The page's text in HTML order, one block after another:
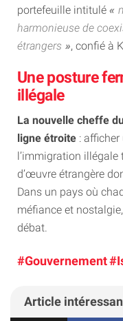
portefeuille intitulé
harmonieuse de
étrangers
, confié à
Une posture
illégale
La nouvelle cheffe
ligne étroite :
l’immigration
d’œuvre étrangère
Dans un pays où
méfiance et
débat.
#Gouvernement
Article